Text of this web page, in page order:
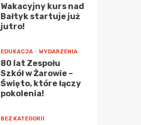
Wakacyjny kurs nad
Bałtyk startuje już
jutro!
EDUKACJA WYDARZENIA
80 lat Zespołu
Szkół w Żarowie –
Święto, które łączy
pokolenia!
BEZ KATEGORII